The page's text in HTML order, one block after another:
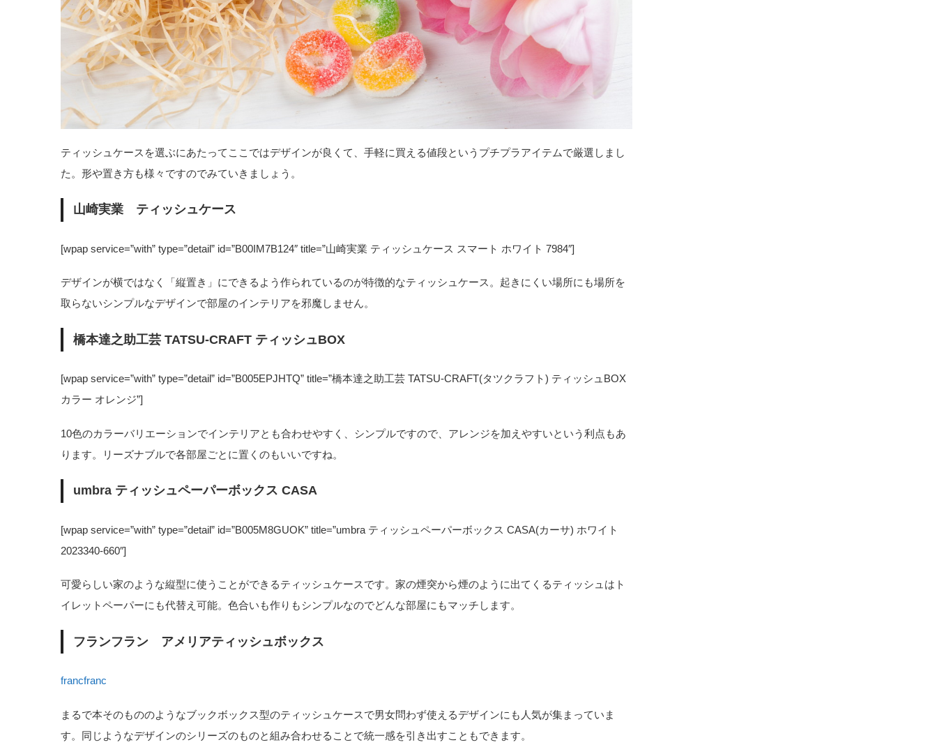
ティッシュケースを選ぶにあたってここではデザインが良くて、手軽に買える値段というプチプラアイテムで厳選しまし
た。形や置き方も様々ですのでみていきましょう。
山崎実業 ティッシュケース
[wpap service=”with” type=”detail” id=”B00IM7B124″ title=”山崎実業 ティッシュケース スマート ホワイト 7984″]
デザインが横ではなく「縦置き」にできるよう作られているのが特徴的なティッシュケース。起きにくい場所にも場所を
取らないシンプルなデザインで部屋のインテリアを邪魔しません。
橋本達之助工芸 TATSU-CRAFT ティッシュBOX
[wpap service=”with” type=”detail” id=”B005EPJHTQ” title=”橋本達之助工芸 TATSU-CRAFT(タツクラフト) ティッシュBOX
カラー オレンジ”]
10色のカラーバリエーションでインテリアとも合わせやすく、シンプルですので、アレンジを加えやすいという利点もあ
ります。リーズナブルで各部屋ごとに置くのもいいですね。
umbra ティッシュペーパーボックス CASA
[wpap service=”with” type=”detail” id=”B005M8GUOK” title=”umbra ティッシュペーパーボックス CASA(カーサ) ホワイト
2023340-660″]
可愛らしい家のような縦型に使うことができるティッシュケースです。家の煙突から煙のように出てくるティッシュはト
イレットペーパーにも代替え可能。色合いも作りもシンプルなのでどんな部屋にもマッチします。
フランフラン アメリアティッシュボックス
francfranc
まるで本そのもののようなブックボックス型のティッシュケースで男女問わず使えるデザインにも人気が集まっていま
す。同じようなデザインのシリーズのものと組み合わせることで統一感を引き出すこともできます。